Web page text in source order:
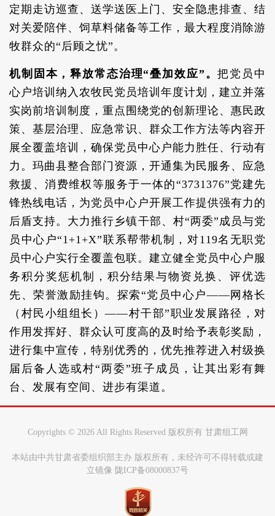
定期走访巡查、送学送医上门、安全隐患排查、结
对关爱陪伴、饲草料储备等工作，最大程度消除游
牧群众的“后顾之忧”。
机制固本，释放常态治理“叠加效应”。把党员中
心户培训纳入农牧民党员培训年度计划，建立并落
实岗前培训制度，重点围绕党的创新理论、惠民政
策、基层治理、应急常识、群众工作方法等内容开
展全覆盖培训，确保党员中心户能力胜任、行动有
力。玛曲县整合部门资源，开通集为民服务、应急
救援、消费维权等服务于一体的“3731376”党建先
锋热线电话，为党员中心户开展工作提供强有力的
后盾支持。大力推行乡镇干部、村“两委”成员与党
员中心户“1+1+X”联系帮带机制，对119名无职党
员中心户实行全覆盖包联。建立健全党员中心户服
务积分奖惩机制，积分结果与物资兑换、评优选
先、荣誉激励挂钩。探索“党员中心户——网格长
（村民小组组长）——村干部”职业发展路径，对
作用发挥好、群众认可度高的及时给予表彰奖励，
进行集中宣传，特别优秀的，优先推荐进入村级换
届后备人选或村“两委”班子成员，让其出彩有舞
台、发展有空间、进步有渠道。
Copyrights © 2026 All Rights Reserved 版权所有 甘肃组工网
本站由中共甘肃省委组织部主办 版权所有，未经许可不得转载或建
立镜像 陇ICP备08000837号